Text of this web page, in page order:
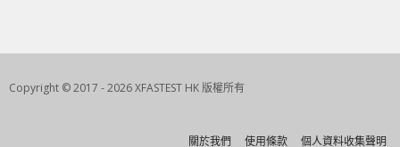
Copyright © 2017 - 2026 XFASTEST HK 版權所有
關於我們 使用條款 個人資料收集聲明